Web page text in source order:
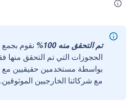
تم التحقق منه 100%
نقوم
الحجوزات التي تم التحقق منها
مع شركائنا الخارجيين الموثوقين.